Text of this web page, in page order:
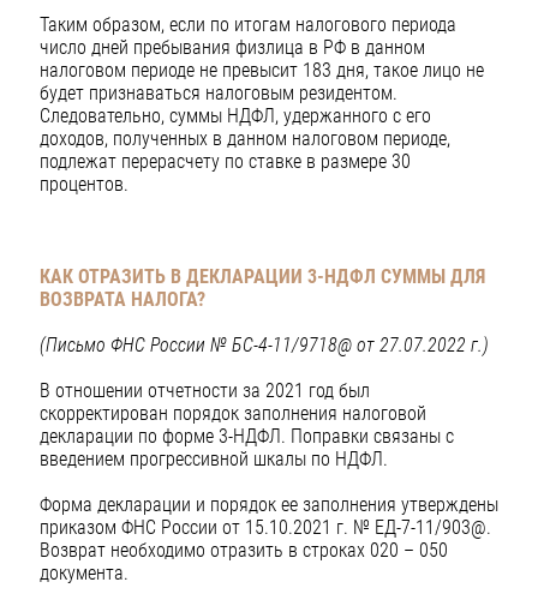
Таким образом, если по итогам налогового периода
число дней пребывания физлица в РФ в данном
налоговом периоде не превысит 183 дня, такое лицо не
будет признаваться налоговым резидентом.
Следовательно, суммы НДФЛ, удержанного с его
доходов, полученных в данном налоговом периоде,
подлежат перерасчету по ставке в размере 30
процентов.
КАК ОТРАЗИТЬ В ДЕКЛАРАЦИИ 3-НДФЛ СУММЫ ДЛЯ
ВОЗВРАТА НАЛОГА?
(Письмо ФНС России № БС-4-11/9718@ от 27.07.2022 г.)
В отношении отчетности за 2021 год был
скорректирован порядок заполнения налоговой
декларации по форме 3-НДФЛ. Поправки связаны с
введением прогрессивной шкалы по НДФЛ.
Форма декларации и порядок ее заполнения утверждены
приказом ФНС России от 15.10.2021 г. № ЕД-7-11/903@.
Возврат необходимо отразить в строках 020 – 050
документа.